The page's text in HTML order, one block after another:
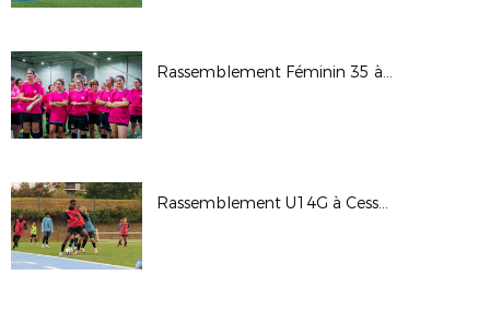
Rassemblement Féminin 35 à Cap Malo (19/10/2025)
Rassemblement U14G à Cesson-Sévigné (10/09/2025)